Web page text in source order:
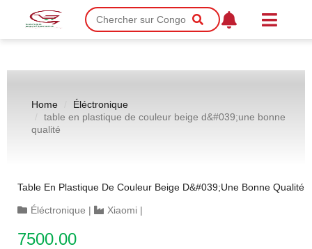
Home
Éléctronique
table en plastique de couleur beige d&#039;une bonne
qualité
Table En Plastique De Couleur Beige D&#039;une Bonne Qualité
Éléctronique | Xiaomi |
7500.00